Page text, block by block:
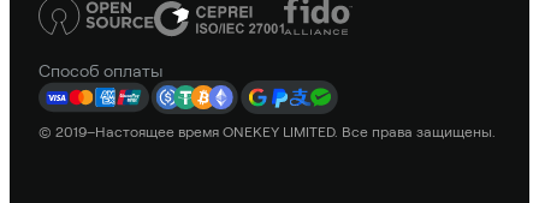
Способ оплаты
© 2019–Настоящее время ONEKEY LIMITED. Все права защищены.